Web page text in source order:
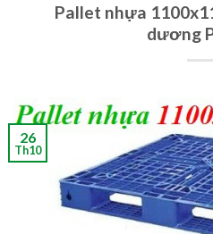
Pallet nhựa
dương
26
Th10